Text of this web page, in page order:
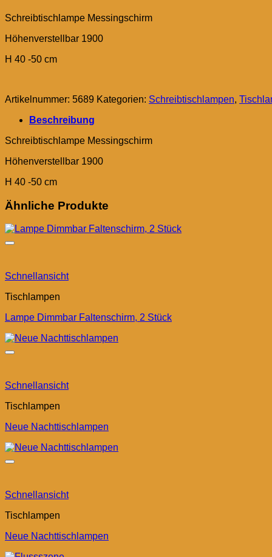
Schreibtischlampe Messingschirm
Höhenverstellbar 1900
H 40 -50 cm
Artikelnummer: 5689 Kategorien: Schreibtischlampen,
Beschreibung
Schreibtischlampe Messingschirm
Höhenverstellbar 1900
H 40 -50 cm
Ähnliche Produkte
Schnellansicht
Tischlampen
Lampe Dimmbar Faltenschirm, 2 Stück
Schnellansicht
Tischlampen
Neue Nachttischlampen
Schnellansicht
Tischlampen
Neue Nachttischlampen